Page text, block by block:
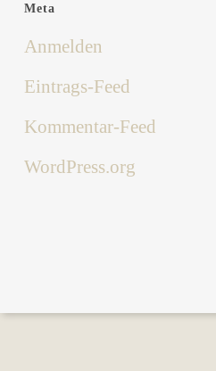
Meta
Anmelden
Eintrags-Feed
Kommentar-Feed
WordPress.org